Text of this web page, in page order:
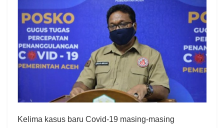
Kelima kasus baru Covid-19 masing-masing